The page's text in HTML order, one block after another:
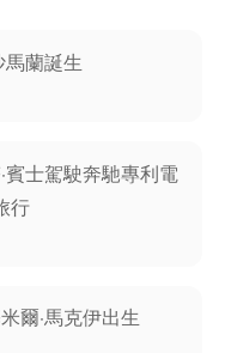
馬蘭誕生
賓士駕駛奔馳專利電
行
爾·馬克伊出生